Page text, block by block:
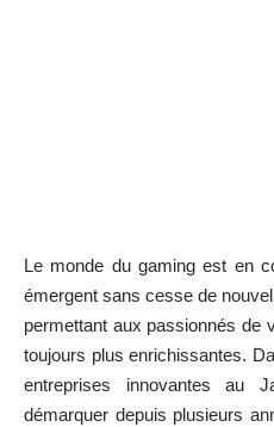
Le monde du gaming est en
émergent sans cesse de
permettant aux passionnés de
toujours plus enrichissantes.
entreprises innovantes au
démarquer depuis plusieurs